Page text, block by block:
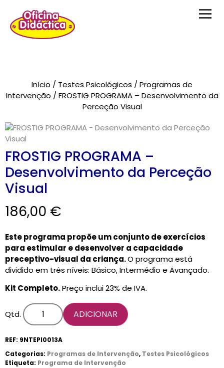
Brinquedos
Testes Psicológicos
Livraria
CARRINHO
0 items
Início / Testes Psicológicos /Programas de
Intervenção / FROSTIG PROGRAMA – Desenvolvimento da
Perceção Visual
FROSTIG PROGRAMA –
Desenvolvimento da Perceção
Visual
186,00 €
Este programa propõe um conjunto de exercícios
para estimular e desenvolver a capacidade
preceptivo-visual da criança.O programa está
dividido em três níveis: Básico, Intermédio e Avançado.
Kit Completo.Preço inclui 23% de IVA.
Qtd. ADICIONAR
REF: 9NTEPI0013A
Categorias: Programas de Intervenção, Testes Psicológicos
Etiqueta: Programa de Intervenção